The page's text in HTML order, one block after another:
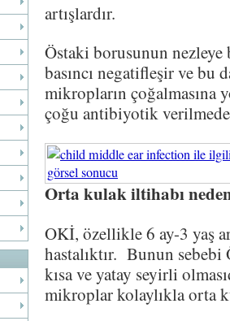
artışlardır.
Östaki borusunun nezleye
basıncı negatifleşir ve bu
mikropların çoğalmasına
çoğu antibiyotik
Orta kulak iltihabı
OKİ, özellikle 6 ay-3 yaş
hastalıktır. Bunun
kısa ve yatay seyirli
mikroplar kolaylıkla orta